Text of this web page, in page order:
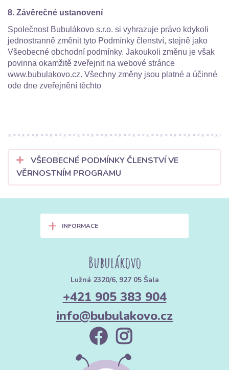
8. Závěrečné ustanovení
Společnost Bubulákovo s.r.o. si vyhrazuje právo kdykoli
jednostranně změnit tyto Podmínky členství, stejně jako
Všeobecné obchodní podmínky. Jakoukoli změnu je však
povinna okamžitě zveřejnit na webové stránce
www.bubulakovo.cz. Všechny změny jsou platné a účinné
ode dne zveřejnění těchto
VŠEOBECNÉ PODMÍNKY ČLENSTVÍ VE
VĚRNOSTNÍM PROGRAMU
+ INFORMACE
Bubulákovo
Lužná 2320/6, 927 05 Šala
+421 905 383 904
info@bubulakovo.cz